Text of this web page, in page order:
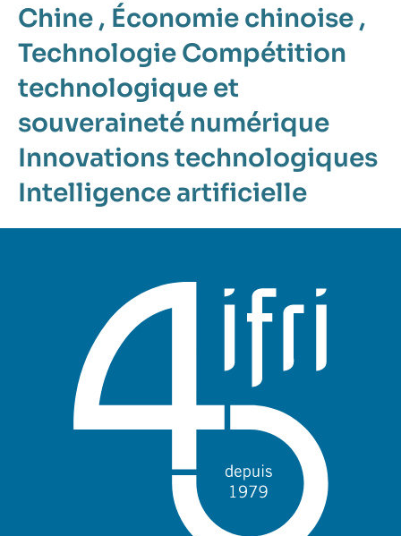
Chine , Économie chinoise ,
Technologie Compétition
technologique et
souveraineté numérique
Innovations technologiques
Intelligence artificielle